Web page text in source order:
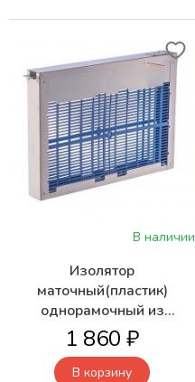
В наличии
Изолятор
маточный(пластик)
однорамочный из
нержавеющей стали
ИМП-1 (Феролайф
Белоруссия)
1 860 ₽
В корзину